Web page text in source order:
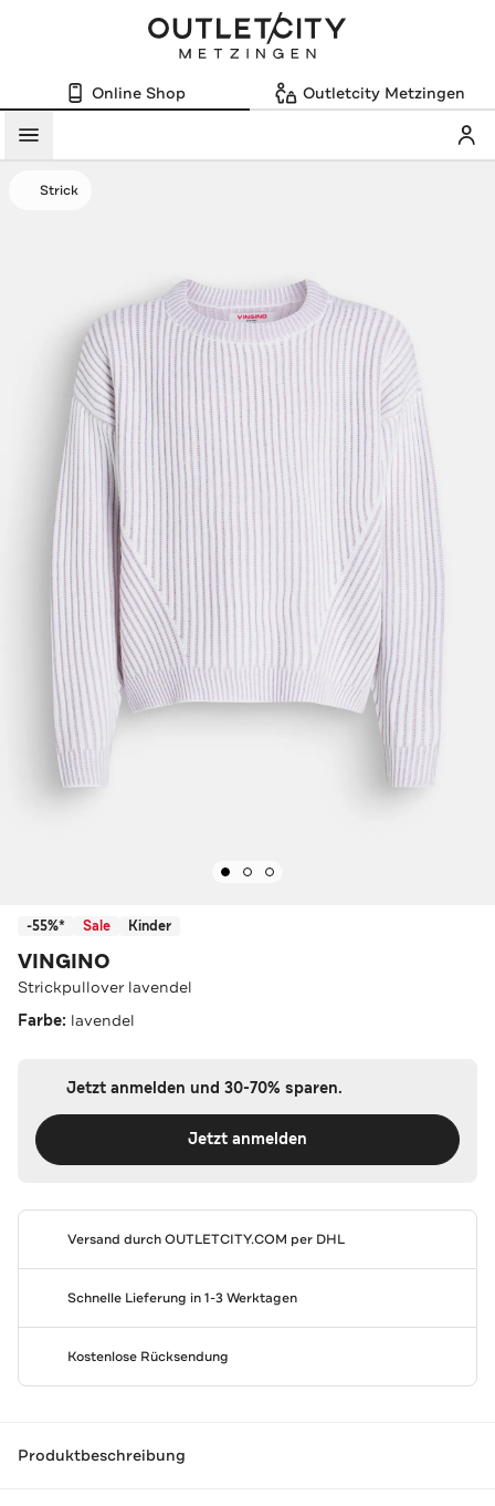
Online Shop Outletcity Metzingen
Menü
Strick
-55%* Sale Kinder
VINGINO
Strickpullover lavendel
Farbe: lavendel
Jetzt anmelden und 30-70% sparen.
Jetzt anmelden
Versand durchOUTLETCITY.COM per DHL
Schnelle Lieferung in 1-3 Werktagen
Kostenlose Rücksendung
Produktbeschreibung